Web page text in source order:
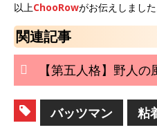
以上ChooRowがお伝えしました
関連記事
【第五人格】野人
バッツマン 粘